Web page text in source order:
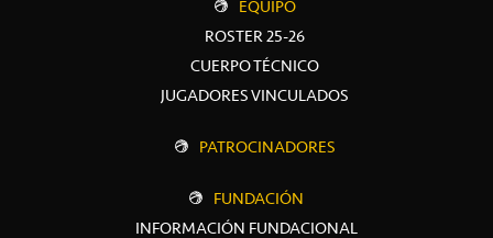
EQUIPO
ROSTER 25-26
CUERPO TÉCNICO
JUGADORES VINCULADOS
PATROCINADORES
FUNDACIÓN
INFORMACIÓN FUNDACIONAL